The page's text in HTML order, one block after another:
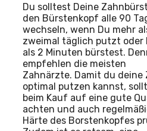
Du solltest Deine
den Bürstenkopf alle 90
wechseln, wenn Du mehr
zweimal täglich putzt oder
als 2 Minuten bürstest.
empfehlen die meisten
Zahnärzte. Damit du deine
optimal putzen kannst,
beim Kauf auf eine gute
achten und auch
Härte des Borstenkopfes